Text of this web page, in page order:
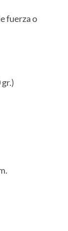
fuerza o